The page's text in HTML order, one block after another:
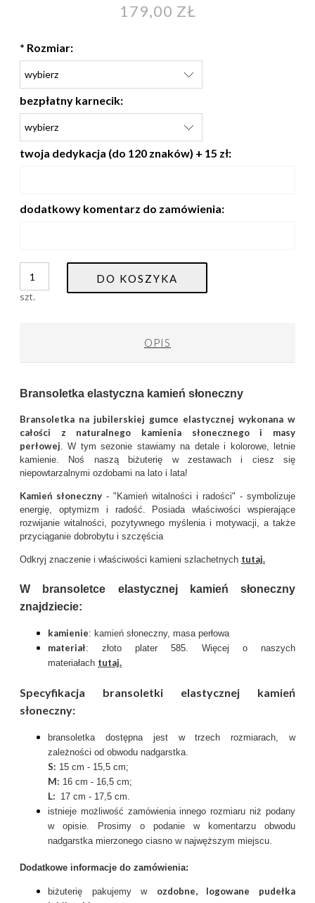
179,00 ZŁ
* Rozmiar:
bezpłatny karnecik:
twoja dedykacja (do 120 znaków) + 15 zł:
dodatkowy komentarz do zamówienia:
szt.
DO KOSZYKA
OPIS
Bransoletka elastyczna kamień słoneczny
Bransoletka na jubilerskiej gumce elastycznej wykonana w
całości z naturalnego kamienia słonecznego i masy
perłowej . W tym sezonie stawiamy na detale i kolorowe, letnie
kamienie. Noś naszą biżuterię w zestawach i ciesz się
niepowtarzalnymi ozdobami na lato i lata!
Kamień słoneczny - "Kamień witalności i radości" - symbolizuje
energię, optymizm i radość. Posiada właściwości wspierające
rozwijanie witalności, pozytywnego myślenia i motywacji, a także
przyciąganie dobrobytu i szczęścia
Odkryj znaczenie i właściwości kamieni szlachetnych tutaj.
W bransoletce elastycznej kamień słoneczny
znajdziecie:
kamienie: kamień słoneczny, masa perłowa
materiał: złoto plater 585. Więcej o naszych
materiałach tutaj.
Specyfikacja bransoletki elastycznej kamień
słoneczny:
bransoletka dostępna jest w trzech rozmiarach, w
zależności od obwodu nadgarstka.
S: 15 cm - 15,5 cm;
M: 16 cm - 16,5 cm;
L: 17 cm - 17,5 cm.
istnieje możliwość zamówienia innego rozmiaru niż podany
w opisie. Prosimy o podanie w komentarzu obwodu
nadgarstka mierzonego ciasno w najwęższym miejscu.
Dodatkowe informacje do zamówienia:
biżuterię pakujemy w ozdobne, logowane pudełka